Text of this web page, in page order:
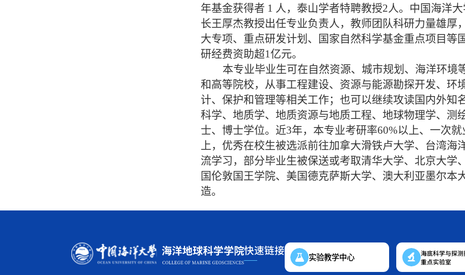
年基金获得者 1 人，泰山学者特聘教授2人。中国海洋
长王厚杰教授出任专业负责人，教师团队科研力量雄厚
大专项、重点研发计划、国家自然科学基金重点项目等
研经费资助超1亿元。
本专业毕业生可在自然资源、城市规划、海洋环境
和高等院校，从事工程建设、资源与能源勘探开发、环
计、保护和管理等相关工作；也可以继续攻读国内外知
科学、地质学、地质资源与地质工程、地球物理学、测
士、博士学位。近3年，本专业考研率60%以上、一次
上，优秀在校生被选派前往加拿大滑铁卢大学、台湾海
流学习，部分毕业生被保送或考取清华大学、北京大学
国伦敦国王学院、美国德克萨斯大学、澳大利亚墨尔本
造。
快速链接 实验教学中心
海底科学与探
重点实验室